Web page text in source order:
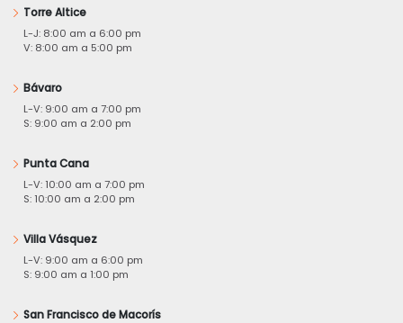
Torre Altice
L-J: 8:00 am a 6:00 pm
V: 8:00 am a 5:00 pm
Bávaro
L-V: 9:00 am a 7:00 pm
S: 9:00 am a 2:00 pm
Punta Cana
L-V: 10:00 am a 7:00 pm
S: 10:00 am a 2:00 pm
Villa Vásquez
L-V: 9:00 am a 6:00 pm
S: 9:00 am a 1:00 pm
San Francisco de Macorís